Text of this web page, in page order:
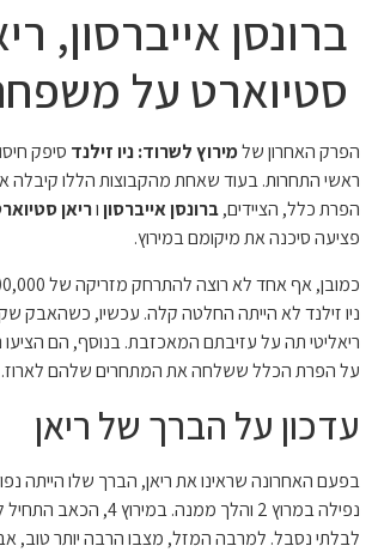
ברונסן אייברסון,
סטיוארט על
הפרק האחרון שלמירוץ לשרוד: ניו זילנד סיפק
ראשי התחרות. בעוד שאחת מהקבוצות הללו קיבלה
הפרת כלל, הציידים,ברונסן אייברסוןוריאן
פציעה סיכנה את מיקומם במירוץ.
ניו זילנד לא הייתה החלטה קלה. עכשיו, כשהאבק
ריאליטי תה על עזיבתם המאכזבת. בנוסף, הם
על הפרת הכלל ששלחה את המתחרים שלהם לארוז.
עדכון על הברך של ריאן
בפעם האחרונה שראינו את ריאן, הברך שלו הייתה
נפילה במרוץ 2 והלך ממנה.
לבלתי נסבל. למרבה המזל, מצבו הרבה יותר טוב,